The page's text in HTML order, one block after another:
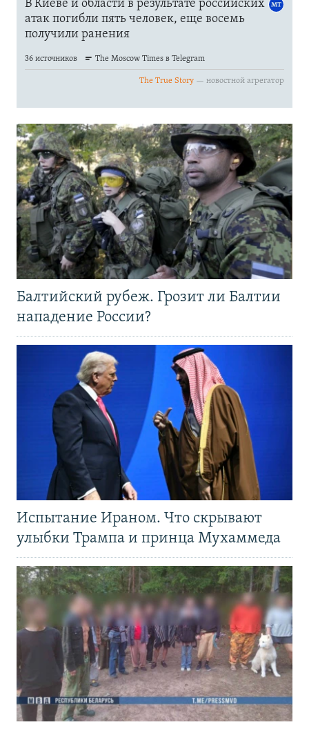
Балтийский рубеж. Грозит ли Балтии
нападение России?
Испытание Ираном. Что скрывают
улыбки Трампа и принца Мухаммеда